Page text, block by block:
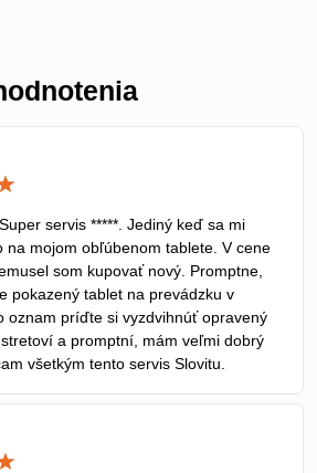
5
servis *****. Jediný keď sa mi
na mojom obľúbenom tablete. V cene
som kupovať nový. Promptne,
pokazený tablet na prevádzku v
oznam príďte si vyzdvihnúť opravený
a promptní, mám veľmi dobrý
všetkým tento servis Slovitu.